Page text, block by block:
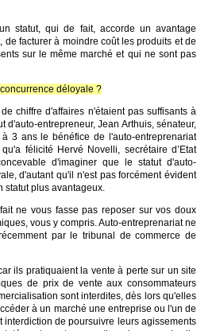
statut, qui de fait, accorde un avantage
facturer à moindre coût les produits et de
sur le même marché et qui ne sont pas
déloyale ?
chiffre d'affaires n'étaient pas suffisants à
entrepreneur, Jean Arthuis, sénateur,
3 ans le bénéfice de l'auto-entreprenariat
félicité Hervé Novelli, secrétaire d’Etat
d'imaginer que le statut d'auto-
d'autant qu'il n'est pas forcément évident
plus avantageux.
ne vous fasse pas reposer sur vos doux
vous y compris. Auto-entreprenariat ne
par le tribunal de commerce de
ils pratiquaient la vente à perte sur un site
de prix de vente aux consommateurs
sont interdites, dès lors qu'elles
à un marché une entreprise ou l'un de
de poursuivre leurs agissements